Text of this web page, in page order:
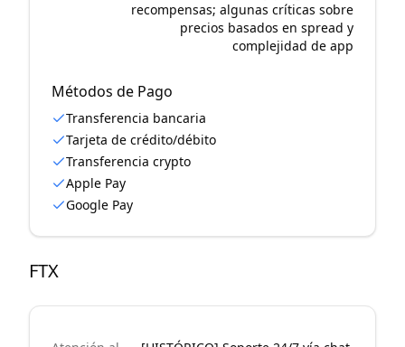
recompensas; algunas críticas sobre
precios basados en spread y
complejidad de app
Métodos de Pago
Transferencia bancaria
Tarjeta de crédito/débito
Transferencia crypto
Apple Pay
Google Pay
FTX